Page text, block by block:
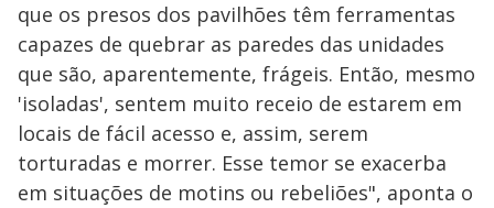
que os presos dos pavilhões têm ferramentas
capazes de quebrar as paredes das unidades
que são, aparentemente, frágeis. Então, mesmo
'isoladas', sentem muito receio de estarem em
locais de fácil acesso e, assim, serem
torturadas e morrer. Esse temor se exacerba
em situações de motins ou rebeliões", aponta o